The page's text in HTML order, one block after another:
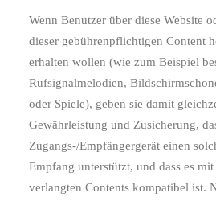
Wenn Benutzer über diese Website
dieser gebührenpflichtigen Content
erhalten wollen (wie zum Beispiel
Rufsignalmelodien,
oder Spiele), geben sie damit
Gewährleistung und Zusicherung,
Zugangs-/Empfängergerät einen
Empfang unterstützt, und dass es
verlangten Contents kompatibel ist.